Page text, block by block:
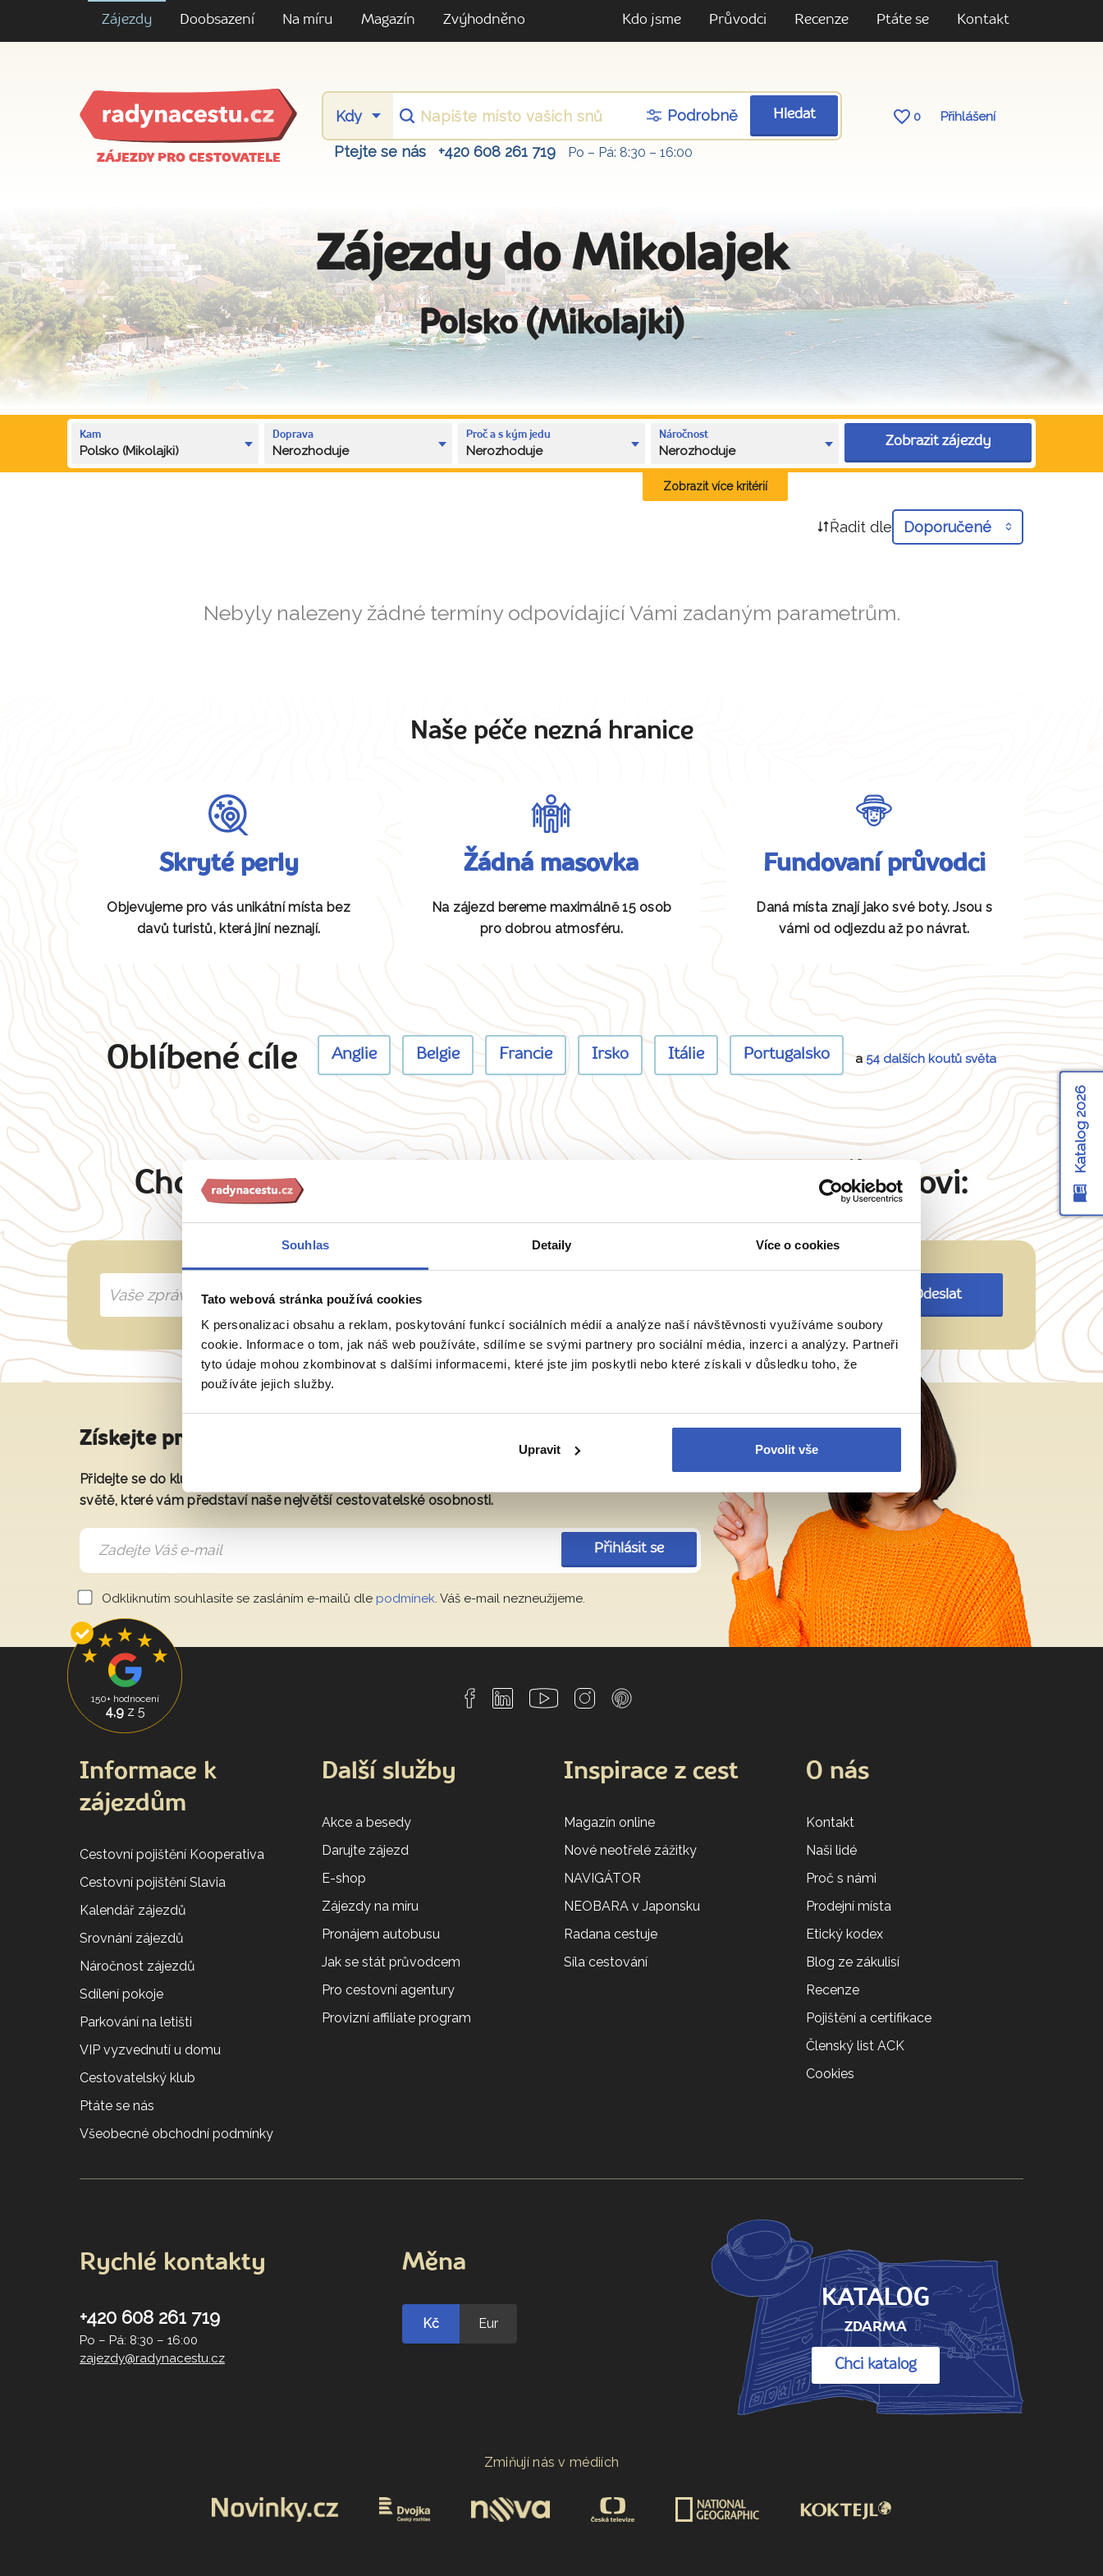
Souhlas Detaily Více o cookies
Tato webová stránka používá cookies
K personalizaci obsahu a reklam, poskytování funkcí sociálních médií a analýze naší návštěvnosti využíváme soubory
cookie. Informace o tom, jak náš web používáte, sdílíme se svými partnery pro sociální média, inzerci a analýzy. Partneři
tyto údaje mohou zkombinovat s dalšími informacemi, které jste jim poskytli nebo které získali v důsledku toho, že
používáte jejich služby.
Upravit Povolit vše
Zájezdy Doobsazení Na míru Magazín Zvýhodněno Kdo jsme Průvodci Recenze Ptáte se Kontakt
ZÁJEZDY PRO CESTOVATELE
Podrobně Hledat 0 Přihlášení
Ptejte se nás +420 608 261 719 Po – Pá: 8:30 – 16:00
Zájezdy do Mikolajek
Polsko (Mikolajki)
Kam
Polsko (Mikolajki)
Doprava
Nerozhoduje
Proč a s kým jedu
Nerozhoduje
Náročnost
Nerozhoduje
Zobrazit zájezdy
Zobrazit více kritérií
Řadit dle Doporučené
Nebyly nalezeny žádné termíny odpovídající Vámi zadaným parametrům.
Naše péče nezná hranice
Skryté perly
Objevujeme pro vás unikátní místa bez
davů turistů, která jiní neznají.
Žádná masovka
Na zájezd bereme maximálně 15 osob
pro dobrou atmosféru.
Fundovaní průvodci
Daná místa znají jako své boty. Jsou s
vámi od odjezdu až po návrat.
Oblíbené cíle Anglie Belgie Francie Irsko Itálie Portugalsko a54 dalších koutů světa
Chcete oslovit přímo majitele? Napište Martinu Šimkovi:
Odeslat
Získejte pravidelné tipy na skvělá místa
Přidejte se do klubu a získáte exkluzivní přístup ke skrytým perlám v Evropě i ve
světě, které vám představí naše největší cestovatelské osobnosti.
Přihlásit se
Odkliknutím souhlasíte se zasláním e-mailů dle podmínek . Váš e-mail nezneužijeme.
Katalog 2026
150+ hodnocení
4,9z 5
Informace k
zájezdům
Cestovní pojištění Kooperativa
Cestovní pojištění Slavia
Kalendář zájezdů
Srovnání zájezdů
Náročnost zájezdů
Sdílení pokoje
Parkování na letišti
VIP vyzvednutí u domu
Cestovatelský klub
Ptáte se nás
Všeobecné obchodní podmínky
Další služby
Akce a besedy
Darujte zájezd
E-shop
Zájezdy na míru
Pronájem autobusu
Jak se stát průvodcem
Pro cestovní agentury
Provizní affiliate program
Inspirace z cest
Magazín online
Nové neotřelé zážitky
NAVIGÁTOR
NEOBARA v Japonsku
Radana cestuje
Síla cestování
O nás
Kontakt
Naši lidé
Proč s námi
Prodejní místa
Etický kodex
Blog ze zákulisí
Recenze
Pojištění a certifikace
Členský list ACK
Cookies
Rychlé kontakty
+420 608 261 719
Po – Pá: 8:30 – 16:00
zajezdy@radynacestu.cz
Měna
Kč Eur
KATALOG
ZDARMA
Chci katalog
Zmiňují nás v médiích